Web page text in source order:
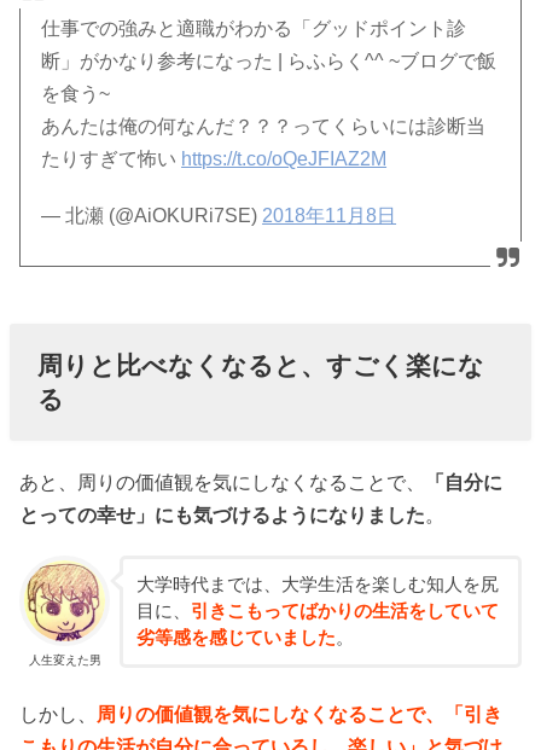
仕事での強みと適職がわかる「グッドポイント診
断」がかなり参考になった | らふらく^^ ~ブログで飯
を食う~
あんたは俺の何なんだ？？？ってくらいには診断当
たりすぎて怖い https://t.co/oQeJFIAZ2M
— 北瀬 (@AiOKURi7SE) 2018年11月8日
周りと比べなくなると、すごく楽にな
る
あと、周りの価値観を気にしなくなることで、
「自分に
とっての幸せ」にも気づけるようになりました。
人生変えた男
大学時代までは、大学生活を楽しむ知人を尻
目に、 引きこもってばかりの生活をしていて
劣等感を感じていました。
しかし、 周りの価値観を気にしなくなることで、「引き